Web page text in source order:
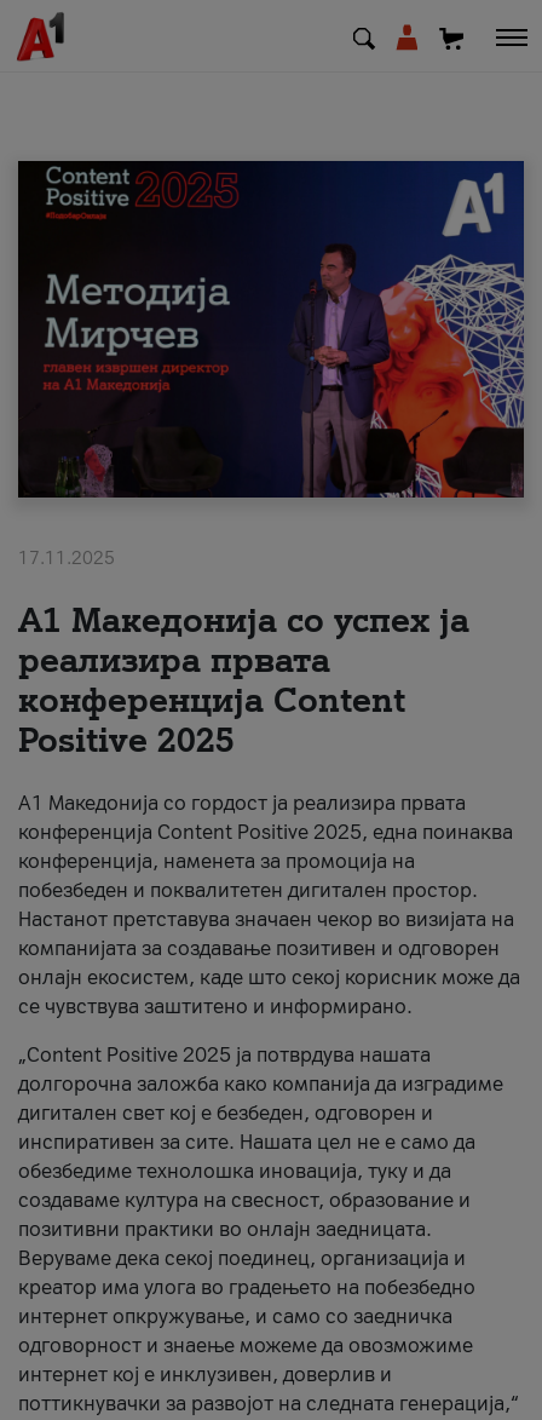
МК EN
Приватни Деловни
Поддршка
Надополни кредит
#ПодобарОнлајн
17.11.2025
А1 Македонија со успех ја
реализира првата
конференција Content
Positive 2025
А1 Македонија со гордост ја реализира првата
конференција Content Positive 2025, една поинаква
конференција, наменета за промоција на
побезбеден и поквалитетен дигитален простор.
Настанот претставува значаен чекор во визијата на
компанијата за создавање позитивен и одговорен
онлајн екосистем, каде што секој корисник може да
се чувствува заштитено и информирано.
„Content Positive 2025 ја потврдува нашата
долгорочна заложба како компанија да изградиме
дигитален свет кој е безбеден, одговорен и
инспиративен за сите. Нашата цел не е само да
обезбедиме технолошка иновација, туку и да
создаваме култура на свесност, образование и
позитивни практики во онлајн заедницата.
Веруваме дека секој поединец, организација и
креатор има улога во градењето на побезбедно
интернет опкружување, и само со заедничка
одговорност и знаење можеме да овозможиме
интернет кој е инклузивен, доверлив и
поттикнувачки за развојот на следната генерација,“